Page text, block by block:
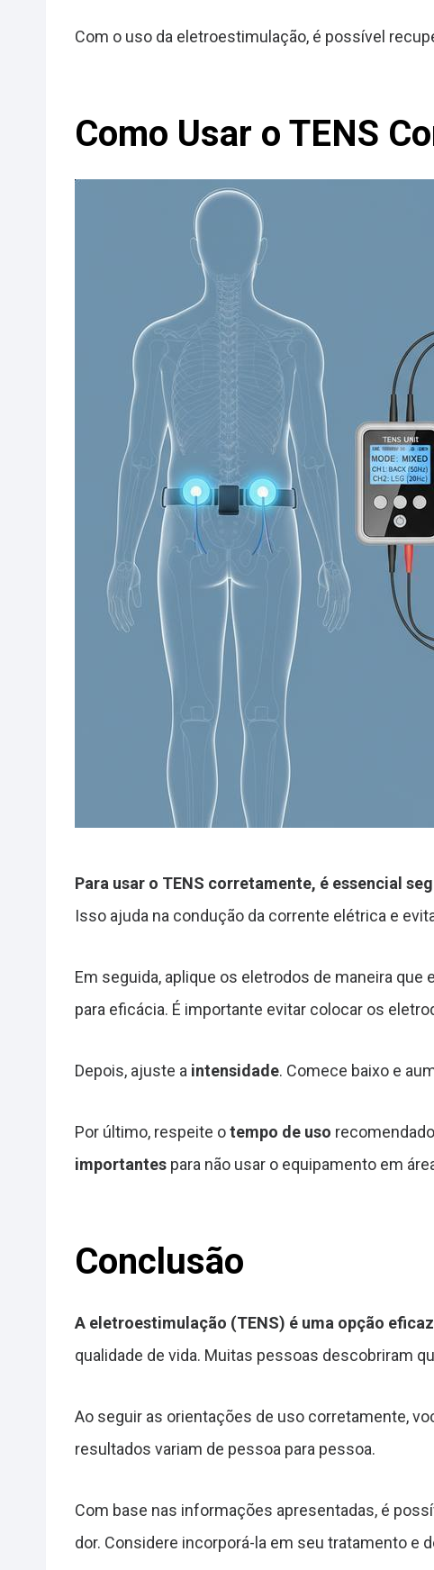
Com o uso da eletroestimulação, é possível
Como Usar o TENS
Para usar o TENS corretamente, é essencial
Isso ajuda na condução da corrente elétrica e
Em seguida, aplique os eletrodos de maneira
para eficácia. É importante evitar colocar os
Depois, ajuste a intensidade. Comece baixo e
Por último, respeite otempo de uso
importantes para não usar o equipamento em
Conclusão
A eletroestimulação (TENS) é uma opção
qualidade de vida. Muitas pessoas descobriram
Ao seguir as orientações de uso corretamente,
resultados variam de pessoa para pessoa.
Com base nas informações apresentadas, é
dor. Considere incorporá-la em seu tratamento e